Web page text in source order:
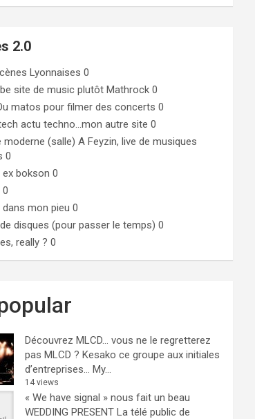
2.0
Lyonnaises 0
site de music plutôt Mathrock 0
matos pour filmer des concerts 0
actu techno…mon autre site 0
moderne (salle) A Feyzin, live de musiques
0
ex bokson 0
0
mon pieu 0
disques (pour passer le temps) 0
really ? 0
Découvrez MLCD… vous ne le regretterez
pas MLCD ? Kesako ce groupe aux initiales
d’entreprises… My...
14 views
« We have signal » nous fait un beau
WEDDING PRESENT La télé public de